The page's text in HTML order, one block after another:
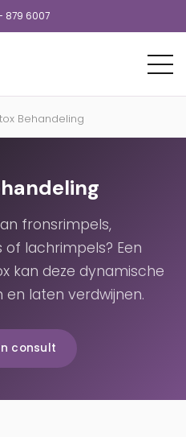
879 6007
Behandeling
fronsrimpels,
lachrimpels? Een
kan deze dynamische
laten verdwijnen.
consult